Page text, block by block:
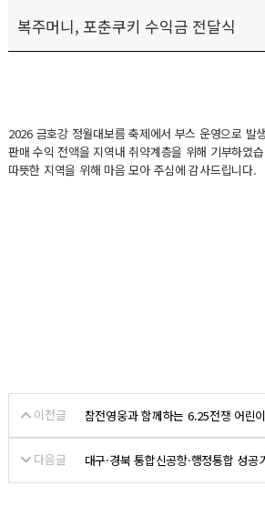
복주머니, 포춘쿠키 수익금 전달식
2026 금호강 정월대보름 축제에서 부스 운영으로 발
판매 수익 전액을 지역내 취약계층을 위해 기부하였
따뜻한 지역을 위해 마음 모아 주심에 감사드립니다.
이전글 참전영웅과 함께하는 6.25전쟁 어린
다음글 대구·경북 통합신공항·행정통합 성공